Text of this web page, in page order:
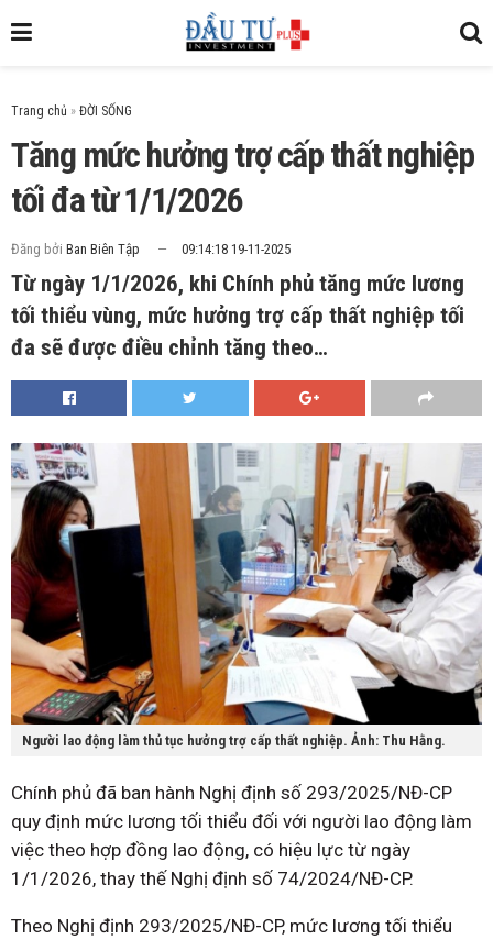
Trang chủ »
Tăng mức hưởng trợ cấp thất nghiệp
tối đa từ 1/1/2026
Đăng bởi Ban Biên Tập 09:14:18 19-11-2025
Từ ngày 1/1/2026, khi Chính phủ tăng mức lương
tối thiểu vùng, mức hưởng trợ cấp thất nghiệp tối
đa sẽ được điều chỉnh tăng theo…
Người lao động làm thủ tục hưởng trợ cấp thất nghiệp. Ảnh: Thu Hằng.
Chính phủ đã ban hành Nghị định số 293/2025/NĐ-CP
quy định mức lương tối thiểu đối với người lao động làm
việc theo hợp đồng lao động, có hiệu lực từ ngày
1/1/2026, thay thế Nghị định số 74/2024/NĐ-CP.
Theo Nghị định 293/2025/NĐ-CP, mức lương tối thiểu